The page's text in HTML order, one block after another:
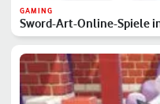
GAMING
Sword-Art-Online-Spiele